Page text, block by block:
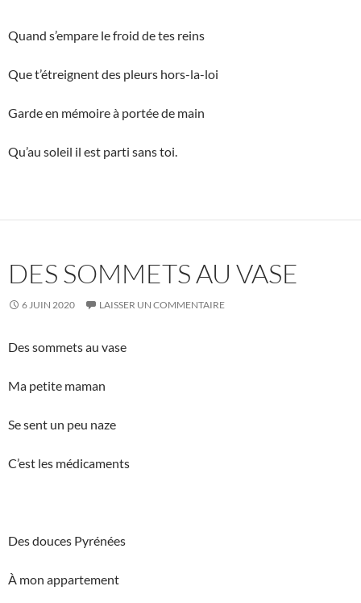
Quand s’empare le froid de tes reins
Que t’étreignent des pleurs hors-la-loi
Garde en mémoire à portée de main
Qu’au soleil il est parti sans toi.
DES SOMMETS AU VASE
6 JUIN 2020 LAISSER UN COMMENTAIRE
Des sommets au vase
Ma petite maman
Se sent un peu naze
C’est les médicaments
Des douces Pyrénées
À mon appartement